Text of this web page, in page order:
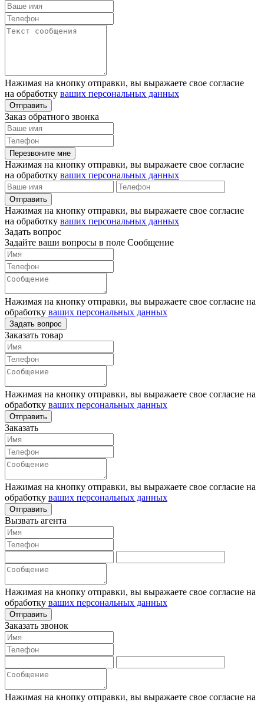
Нажимая на кнопку отправки, вы выражаете свое согласие
на обработку ваших персональных данных
Отправить
Заказ обратного звонка
Перезвоните мне
Нажимая на кнопку отправки, вы выражаете свое согласие
на обработку ваших персональных данных
Отправить
Нажимая на кнопку отправки, вы выражаете свое согласие
на обработку ваших персональных данных
Задать вопрос
Задайте ваши вопросы в поле Сообщение
Нажимая на кнопку отправки, вы выражаете свое согласие на
обработку ваших персональных данных
Задать вопрос
Заказать товар
Нажимая на кнопку отправки, вы выражаете свое согласие на
обработку ваших персональных данных
Отправить
Заказать
Нажимая на кнопку отправки, вы выражаете свое согласие на
обработку ваших персональных данных
Отправить
Вызвать агента
Нажимая на кнопку отправки, вы выражаете свое согласие на
обработку ваших персональных данных
Отправить
Заказать звонок
Нажимая на кнопку отправки, вы выражаете свое согласие на